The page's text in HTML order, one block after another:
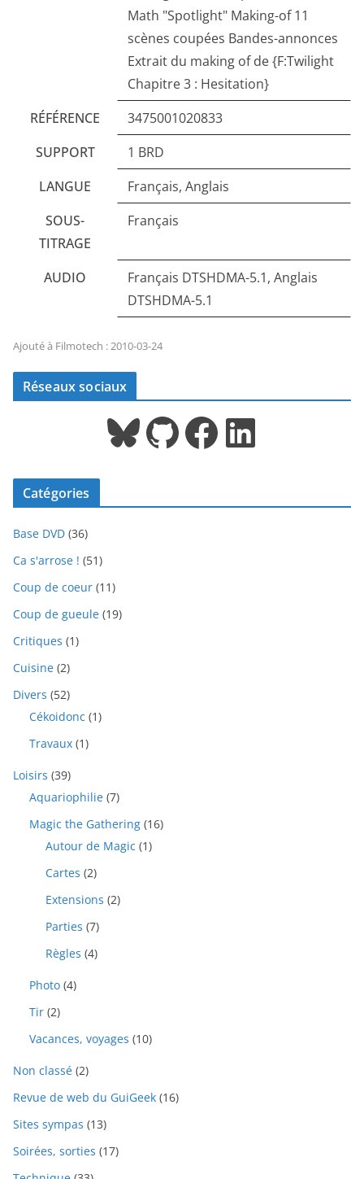
Math "Spotlight" Making-of 11
scènes coupées Bandes-annonces
Extrait du making of de {F:Twilight
Chapitre 3 : Hesitation}
RÉFÉRENCE
3475001020833
SUPPORT
1 BRD
LANGUE
Français, Anglais
SOUS-
TITRAGE
Français
AUDIO
Français DTSHDMA-5.1, Anglais
DTSHDMA-5.1
Ajouté à Filmotech : 2010-03-24
Réseaux sociaux
Bluesky GitHub Facebook LinkedIn
Catégories
Base DVD (36)
Ca s'arrose ! (51)
Coup de coeur (11)
Coup de gueule (19)
Critiques (1)
Cuisine (2)
Divers (52)
Cékoidonc (1)
Travaux (1)
Loisirs (39)
Aquariophilie (7)
Magic the Gathering (16)
Autour de Magic (1)
Cartes (2)
Extensions (2)
Parties (7)
Règles (4)
Photo (4)
Tir (2)
Vacances, voyages (10)
Non classé (2)
Revue de web du GuiGeek (16)
Sites sympas (13)
Soirées, sorties (17)